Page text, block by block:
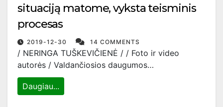
situaciją matome, vyksta teisminis
procesas
2019-12-30 14 COMMENTS
/ NERINGA TUŠKEVIČIENĖ / / Foto ir video
autorės / Valdančiosios daugumos…
Daugiau...